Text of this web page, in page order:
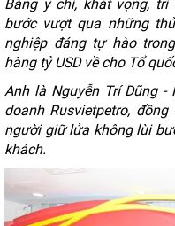
Bằng ý chí, khát vọng,
bước vượt qua những
nghiệp đáng tự hào
hàng tỷ USD về cho Tổ
Anh là Nguyễn Trí Dũng
doanh Rusvietpetro,
người giữ lửa không lùi
khách.